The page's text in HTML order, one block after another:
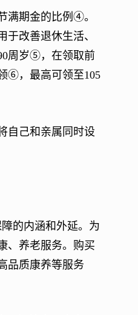
期金的比例④。
改善退休生活、
周岁⑤，在领取前
⑥，最高可领至105
己和亲属同时设
的内涵和外延。为
、养老服务。购买
品质康养等服务